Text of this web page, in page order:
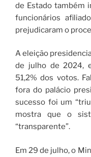
de Estado também
funcionários
prejudicaram o
A eleição
de julho de 2024,
51,2% dos votos.
fora do palácio
sucesso foi um
mostra que o
“transparente”.
Em 29 de julho, o